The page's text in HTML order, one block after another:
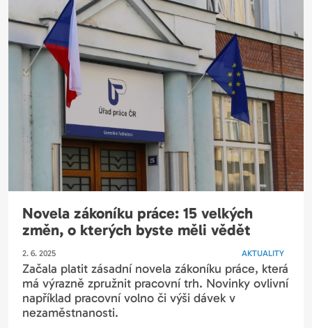
Novela zákoníku práce: 15 velkých
změn, o kterých byste měli vědět
2. 6. 2025 AKTUALITY
Začala platit zásadní novela zákoníku práce, která
má výrazně zpružnit pracovní trh. Novinky ovlivní
například pracovní volno či výši dávek v
nezaměstnanosti.